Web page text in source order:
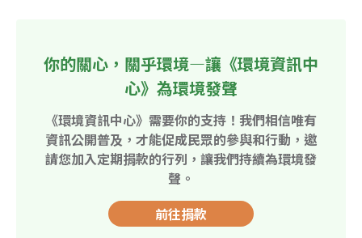
你的關心，關乎環境—讓《環境資訊中
心》為環境發聲
《環境資訊中心》需要你的支持！我們相信唯有
資訊公開普及，才能促成民眾的參與和行動，邀
請您加入定期捐款的行列，讓我們持續為環境發
聲。
前往捐款